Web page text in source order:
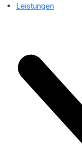
Leistungen